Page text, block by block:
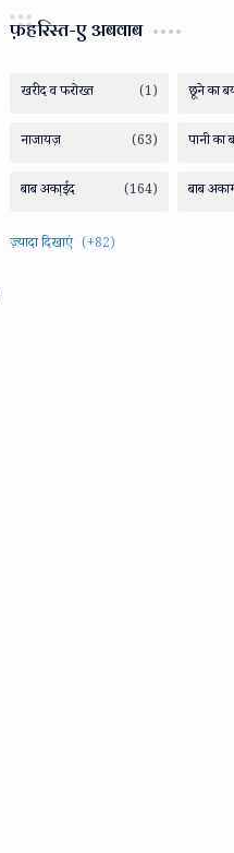
फ़हरिस्त-ए अबवाब